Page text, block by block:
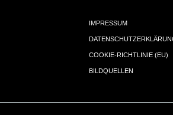
IMPRESSUM
COOKIE-RICHTLINIE (EU)
BILDQUELLEN